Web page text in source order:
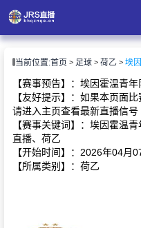
播
讯
当前位置:首页 足球 荷乙
【赛事预告】：埃因霍温青
【友好提示】：如果本页面
请进入主页查看最新直播信号
【赛事关键词】：埃因霍温
直播、荷乙
【开始时间】：2026年04月
【所属类别】：荷乙